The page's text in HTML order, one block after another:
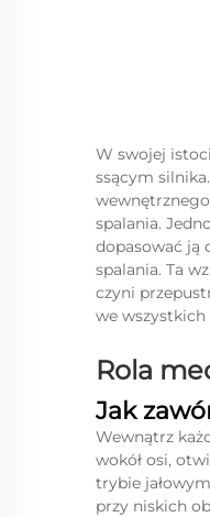
W swojej
ssącym
spalania.
dopasować ją
spalania. Ta
czyni
we wszystkich
Rola
Jak
Wewnątrz
wokół osi,
trybie
przy niskich